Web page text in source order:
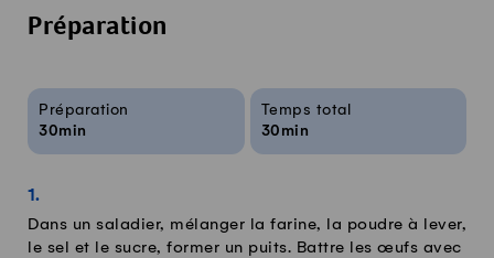
Préparation
Infos sur la recette
Préparation
30min
Temps total
30min
Dans un saladier, mélanger la farine, la poudre à lever,
le sel et le sucre, former un puits. Battre les œufs avec